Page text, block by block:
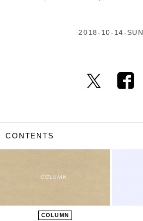
2018-10-14-SUN
CONTENTS
COLUMN